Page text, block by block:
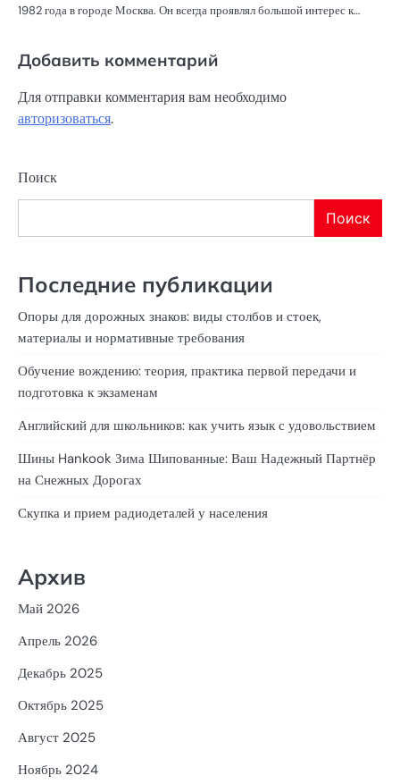
1982 года в городе Москва. Он всегда проявлял большой интерес к…
Добавить комментарий
Для отправки комментария вам необходимо
авторизоваться.
Поиск
Поиск
Последние публикации
Опоры для дорожных знаков: виды столбов и стоек,
материалы и нормативные требования
Обучение вождению: теория, практика первой передачи и
подготовка к экзаменам
Английский для школьников: как учить язык с удовольствием
Шины Hankook Зима Шипованные: Ваш Надежный Партнёр
на Снежных Дорогах
Скупка и прием радиодеталей у населения
Архив
Май 2026
Апрель 2026
Декабрь 2025
Октябрь 2025
Август 2025
Ноябрь 2024